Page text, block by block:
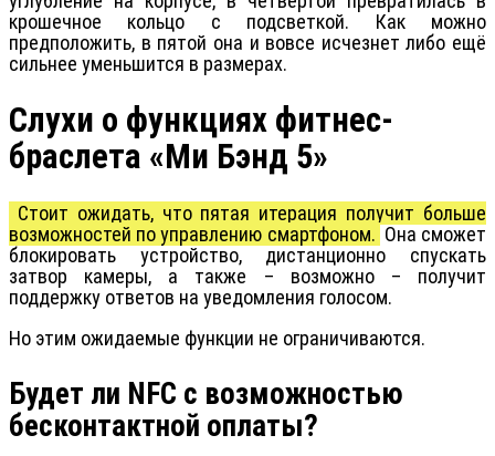
крошечное кольцо с подсветкой. Как можно
предположить, в пятой она и вовсе исчезнет либо ещё
сильнее уменьшится в размерах.
Слухи о функциях фитнес-
браслета «Ми Бэнд 5»
Стоит ожидать, что пятая итерация получит больше
возможностей по управлению смартфоном. Она сможет
блокировать устройство, дистанционно спускать
затвор камеры, а также – возможно – получит
поддержку ответов на уведомления голосом.
Но этим ожидаемые функции не ограничиваются.
Будет ли NFC с возможностью
бесконтактной оплаты?